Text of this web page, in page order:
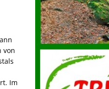
von
Im